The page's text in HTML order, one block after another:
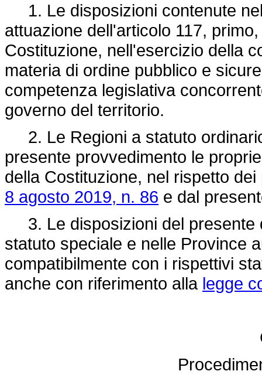
1. Le disposizioni contenute
attuazione dell'articolo 117,
Costituzione, nell'esercizio della
materia di ordine pubblico e
competenza legislativa
governo del territorio.
2. Le Regioni a statuto
presente provvedimento le
della Costituzione, nel rispetto
8 agosto 2019, n. 86 e dal
3. Le disposizioni del presente
statuto speciale e nelle Province
compatibilmente con i rispettivi
anche con riferimento alla legge